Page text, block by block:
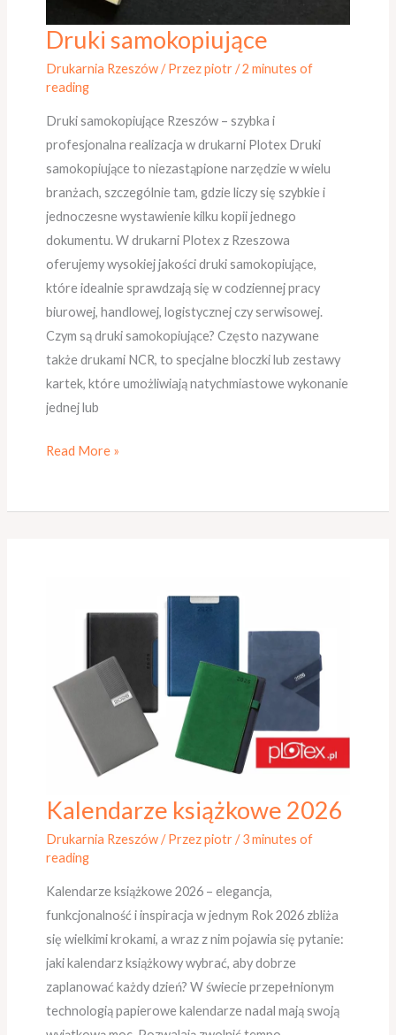
Druki samokopiujące
Drukarnia Rzeszów/ Przezpiotr/2 minutes of
reading
Druki samokopiujące Rzeszów – szybka i
profesjonalna realizacja w drukarni Plotex Druki
samokopiujące to niezastąpione narzędzie w wielu
branżach, szczególnie tam, gdzie liczy się szybkie i
jednoczesne wystawienie kilku kopii jednego
dokumentu. W drukarni Plotex z Rzeszowa
oferujemy wysokiej jakości druki samokopiujące,
które idealnie sprawdzają się w codziennej pracy
biurowej, handlowej, logistycznej czy serwisowej.
Czym są druki samokopiujące? Często nazywane
także drukami NCR, to specjalne bloczki lub zestawy
kartek, które umożliwiają natychmiastowe wykonanie
jednej lub
Druki
Read More »
Kalendarze książkowe 2026
Drukarnia Rzeszów/ Przezpiotr/3 minutes of
reading
Kalendarze książkowe 2026 – elegancja,
funkcjonalność i inspiracja w jednym Rok 2026 zbliża
się wielkimi krokami, a wraz z nim pojawia się pytanie:
jaki kalendarz książkowy wybrać, aby dobrze
zaplanować każdy dzień? W świecie przepełnionym
technologią papierowe kalendarze nadal mają swoją
Kalendarze
2026